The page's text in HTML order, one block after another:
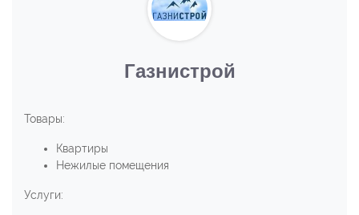
Газнистрой
Товары:
Квартиры
Нежилые помещения
Услуги: